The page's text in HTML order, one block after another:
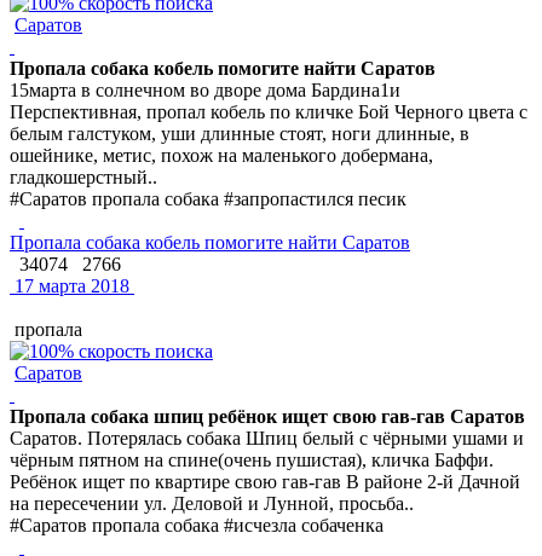
Саратов
Пропала собака кобель помогите найти Саратов
15марта в солнечном во дворе дома Бардина1и
Перспективная, пропал кобель по кличке Бой Черного цвета с
белым галстуком, уши длинные стоят, ноги длинные, в
ошейнике, метис, похож на маленького добермана,
гладкошерстный..
#Саратов пропала собака #запропастился песик
Пропала собака кобель помогите найти Саратов
34074
2766
17 марта 2018
пропала
Саратов
Пропала собака шпиц ребёнок ищет свою гав-гав Саратов
Саратов. Потерялась собака Шпиц белый с чёрными ушами и
чёрным пятном на спине(очень пушистая), кличка Баффи.
Ребёнок ищет по квартире свою гав-гав В районе 2-й Дачной
на пересечении ул. Деловой и Лунной, просьба..
#Саратов пропала собака #исчезла собаченка